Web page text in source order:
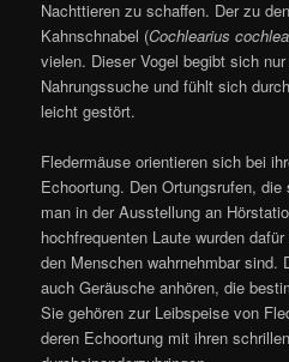
Nachttieren zu schaffen. Der zu
Kahnschnabel (Cochlearius
vielen. Dieser Vogel begibt sich
Nahrungssuche und fühlt sich
leicht gestört.
Fledermäuse orientieren sich bei
Echoortung. Den Ortungsrufen,
man in der Ausstellung an
hochfrequenten Laute wurden
den Menschen wahrnehmbar sind.
auch Geräusche anhören, die
Sie gehören zur Leibspeise von
deren Echoortung mit ihren